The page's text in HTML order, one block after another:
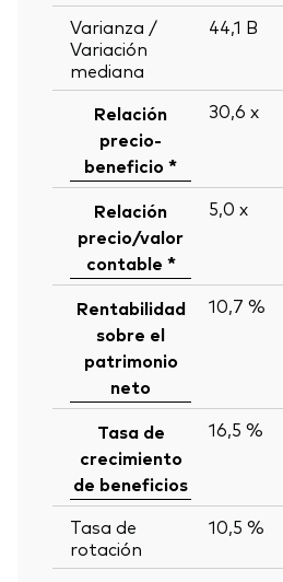
Varianza /
Variación
mediana
44,1 B
Relación
precio-
beneficio *
30,6 x
Relación
precio/valor
contable *
5,0 x
Rentabilidad
sobre el
patrimonio
neto
10,7 %
Tasa de
crecimiento
de beneficios
16,5 %
Tasa de
rotación
10,5 %